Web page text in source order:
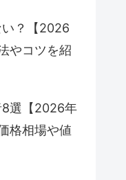
？【2026
やコツを紹
8選【2026年
格相場や値